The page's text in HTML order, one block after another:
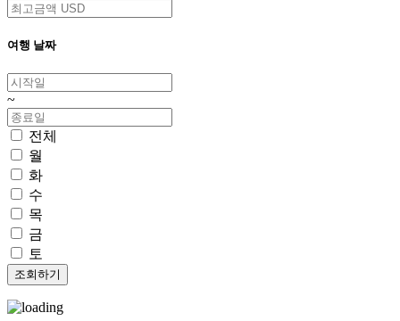
여행 날짜
~
전체
월
화
수
목
금
토